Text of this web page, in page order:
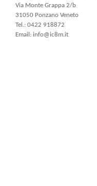
Via Monte Grappa 2/b
31050 Ponzano Veneto
Tel.: 0422 918872
Email: info@ic8m.it